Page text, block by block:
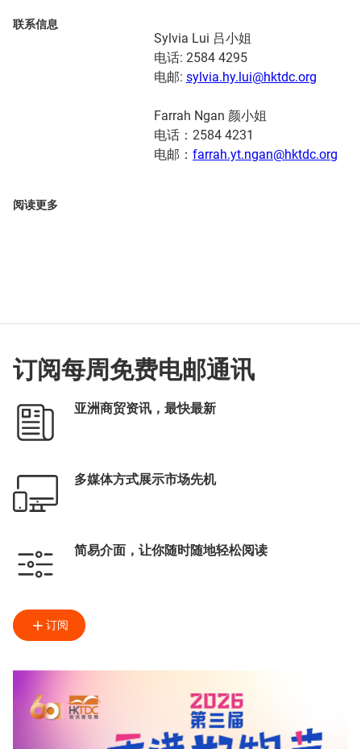
联系信息
Sylvia Lui 吕小姐
电话: 2584 4295
电邮: sylvia.hy.lui@hktdc.org
Farrah Ngan 颜小姐
电话：2584 4231
电邮： farrah.yt.ngan@hktdc.org
阅读更多
订阅每周免费电邮通讯
亚洲商贸资讯，最快最新
多媒体方式展示市场先机
简易介面，让你随时随地轻松阅读
订阅